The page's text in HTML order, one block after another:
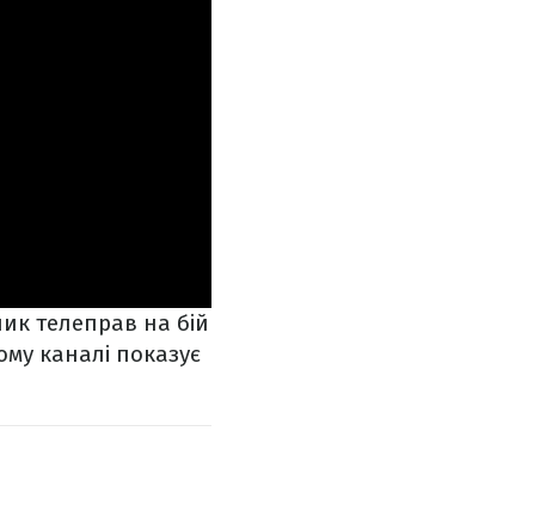
телеправ на бій
каналі показує